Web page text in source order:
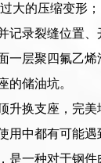
大的压缩变形
记录裂缝位置
一层聚四氟乙
的储油坑。
升换支座，完
用中都有可能
是一种对于钢件